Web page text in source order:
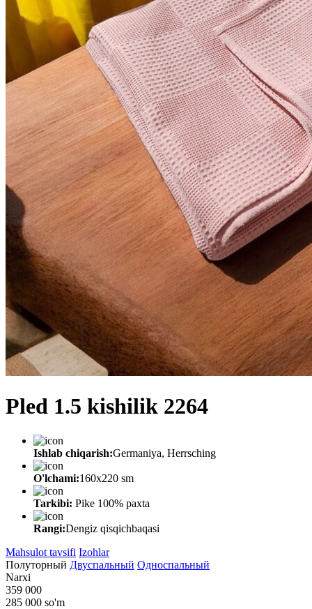
Pled 1.5 kishilik 2264
Ishlab chiqarish:Germaniya, Herrsching
O'lchami:160х220 sm
Tarkibi: Pike 100% paxta
Rangi:Dengiz qisqichbaqasi
Mahsulot tavsifi Izohlar
Полуторный Двуспальный Односпальный
Narxi
359 000
285 000 so'm